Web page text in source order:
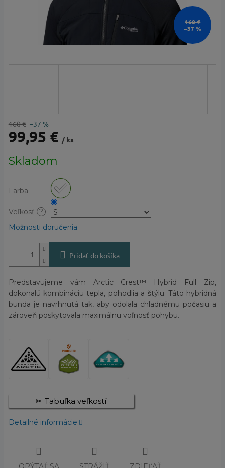
160 €
–37 %
160 € –37 %
99,95 € / ks
cena:
Skladom
Farba
Veľkosť ?
Možnosti doručenia
Pridať do košíka
Predstavujeme vám Arctic Crest™ Hybrid Full Zip,
dokonalú kombináciu tepla, pohodlia a štýlu. Táto hybridná
bunda je navrhnutá tak, aby odolala chladnému počasiu a
zároveň poskytovala maximálnu voľnosť pohybu.
Tabuľka veľkostí
Detailné informácie